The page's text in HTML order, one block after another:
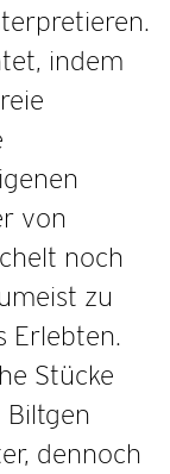
indem
von
noch
zu
Erlebten.
Stücke
dennoch